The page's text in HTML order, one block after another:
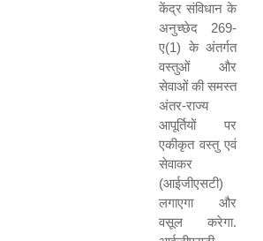
केंद्र संविधान के
अनुच्छेद 269-
ए(1) के अंतर्गत
वस्तुओं और
सेवाओं की समस्त
अंतर-राज्य
आपूर्तियों पर
एकीकृत वस्तु एवं
सेवाकर
(आईजीएसटी)
लगाएगा और
वसूल करेगा.